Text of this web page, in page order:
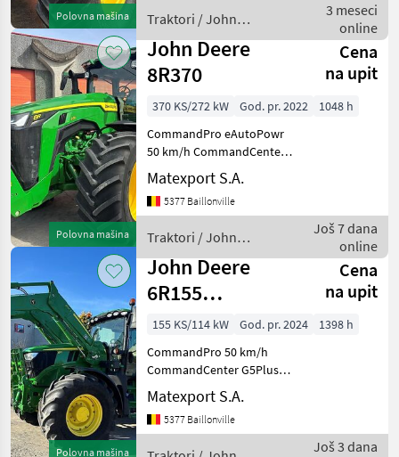
Polovna mašina
Zapfwelle 540E / 1000 / 100
Traktori / John
Deere
3 meseci
online
Polovna mašina
John Deere
8R370
Cena
na upit
370 KS/272 kW God. pr. 2022
1048 h
CommandPro eAutoPowr
50 km/h CommandCenter
4600 AutoTrac + SF7000
Gefederte Vorderachse
Active Seat II Pumpe 227
1000E Hydraulische +
pneumati
Matexport S.A.
5377 Baillonville
Traktori / John
Deere
Još 7 dana
online
Polovna mašina
John Deere
6R155
CommandPro
Cena
na upit
155 KS/114 kW God. pr. 2024
1398 h
CommandPro 50 km/h
CommandCenter G5Plus
Gefederte Vorderachse +
Kabinenfederung AutoTrac
mit Section Control und
Matexport S.A.
5377 Baillonville
Još 3 dana